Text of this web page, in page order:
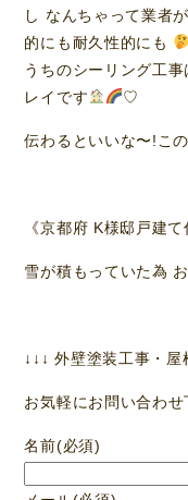
し なんちゃって業者
的にも耐久性的にも
うちのシーリング工
レイです
♡
伝わるといいな〜!こ
《京都府 K様邸戸建て
雪が積もっていた為
↓↓↓ 外壁塗装工事・
お気軽にお問い合わせ
名前(必須)